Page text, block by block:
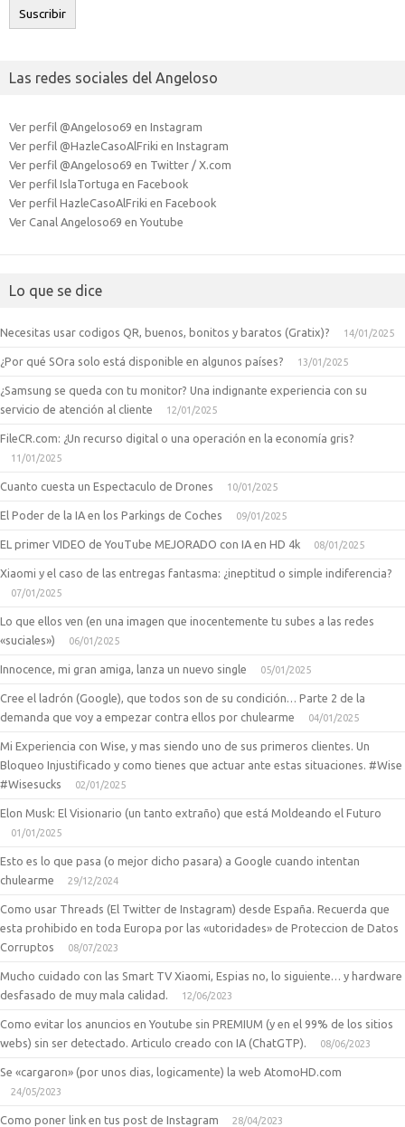
Suscribir
Las redes sociales del Angeloso
Ver perfil @Angeloso69 en Instagram
Ver perfil @HazleCasoAlFriki en Instagram
Ver perfil @Angeloso69 en Twitter / X.com
Ver perfil IslaTortuga en Facebook
Ver perfil HazleCasoAlFriki en Facebook
Ver Canal Angeloso69 en Youtube
Lo que se dice
Necesitas usar codigos QR, buenos, bonitos y baratos (Gratix)? 14/01/2025
¿Por qué SOra solo está disponible en algunos países? 13/01/2025
¿Samsung se queda con tu monitor? Una indignante experiencia con su
servicio de atención al cliente
12/01/2025
FileCR.com: ¿Un recurso digital o una operación en la economía gris?
11/01/2025
Cuanto cuesta un Espectaculo de Drones 10/01/2025
El Poder de la IA en los Parkings de Coches 09/01/2025
EL primer VIDEO de YouTube MEJORADO con IA en HD 4k 08/01/2025
Xiaomi y el caso de las entregas fantasma: ¿ineptitud o simple indiferencia?
07/01/2025
Lo que ellos ven (en una imagen que inocentemente tu subes a las redes
«suciales»)
06/01/2025
Innocence, mi gran amiga, lanza un nuevo single 05/01/2025
Cree el ladrón (Google), que todos son de su condición… Parte 2 de la
demanda que voy a empezar contra ellos por chulearme
04/01/2025
Mi Experiencia con Wise, y mas siendo uno de sus primeros clientes. Un
Bloqueo Injustificado y como tienes que actuar ante estas situaciones. #Wise
#Wisesucks
02/01/2025
Elon Musk: El Visionario (un tanto extraño) que está Moldeando el Futuro
01/01/2025
Esto es lo que pasa (o mejor dicho pasara) a Google cuando intentan
chulearme
29/12/2024
Como usar Threads (El Twitter de Instagram) desde España. Recuerda que
esta prohibido en toda Europa por las «utoridades» de Proteccion de Datos
Corruptos
08/07/2023
Mucho cuidado con las Smart TV Xiaomi, Espias no, lo siguiente… y hardware
desfasado de muy mala calidad.
12/06/2023
Como evitar los anuncios en Youtube sin PREMIUM (y en el 99% de los sitios
webs) sin ser detectado. Articulo creado con IA (ChatGTP).
08/06/2023
Se «cargaron» (por unos dias, logicamente) la web AtomoHD.com
24/05/2023
Como poner link en tus post de Instagram 28/04/2023